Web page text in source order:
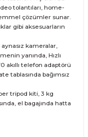
tolantıları, home-
çözümler sunar.
gibi aksesuarların
kameralar,
yanında, Hızlı
akıllı telefon adaptörü
tablasında bağımsız
tripod kiti, 3 kg
el bagajında hatta